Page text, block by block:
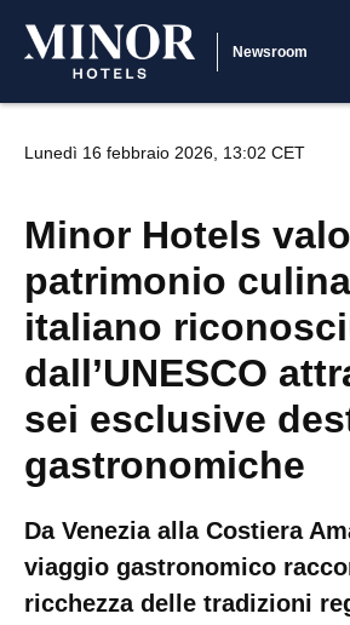
Newsroom
Lunedì 16 febbraio 2026, 13:02 CET
Minor Hotels
patrimonio
italiano
dall’UNESCO
sei esclusive
gastronomiche
Da Venezia alla Costiera
viaggio gastronomico
ricchezza delle tradizioni